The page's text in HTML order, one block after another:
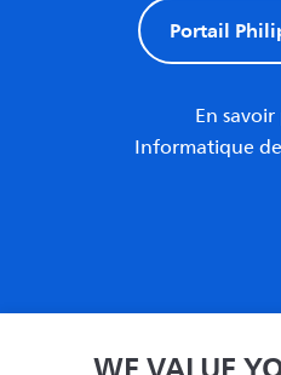
Portail
En
Informatique
Politique de